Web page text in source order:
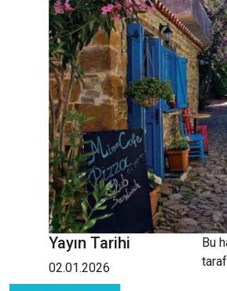
Yayın Tarihi
02.01.2026
Bu